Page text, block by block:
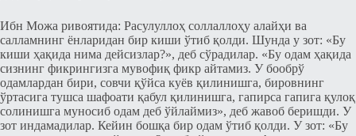
Ибн Можа ривоятида: Расулуллоҳ соллаллоҳу алайҳи ва
салламнинг ёнларидан бир киши ўтиб қолди. Шунда у зот: «Бу
киши ҳақида нима дейсизлар?», деб сўрадилар. «Бу одам ҳақида
сизнинг фикрингизга мувофиқ фикр айтамиз. У бообрў
одамлардан бири, совчи қўйса куёв қилинишга, бировнинг
ўртасига тушса шафоати қабул қилинишга, гапирса гапига қулоқ
солинишга муносиб одам деб ўйлаймиз», деб жавоб беришди. У
зот индамадилар. Кейин бошқа бир одам ўтиб қолди. У зот: «Бу